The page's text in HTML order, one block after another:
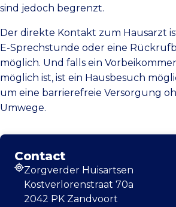
sind jedoch begrenzt.
Der direkte Kontakt zum Hausarzt
E-Sprechstunde oder eine
möglich. Und falls ein
möglich ist, ist ein Hausbesuch
um eine barrierefreie Versorgung
Umwege.
Contact
Adresse
Zorgverder Huisartsen
Kostverlorenstraat 70a
2042 PK Zandvoort